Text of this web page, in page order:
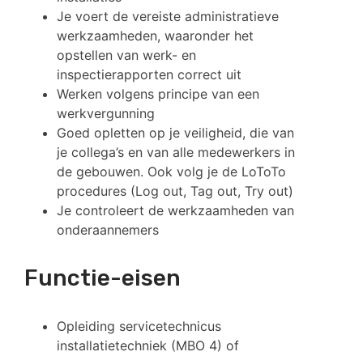
Je voert de vereiste administratieve
werkzaamheden, waaronder het
opstellen van werk- en
inspectierapporten correct uit
Werken volgens principe van een
werkvergunning
Goed opletten op je veiligheid, die van
je collega’s en van alle medewerkers in
de gebouwen. Ook volg je de LoToTo
procedures (Log out, Tag out, Try out)
Je controleert de werkzaamheden van
onderaannemers
Functie-eisen
Opleiding servicetechnicus
installatietechniek (MBO 4) of